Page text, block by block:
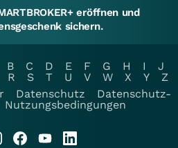
eröffnen und
sichern.
B C D E F G H I
J
R S T U V W X Y
Z
Datenschutz
Datenschutz-
Nutzungsbedingungen